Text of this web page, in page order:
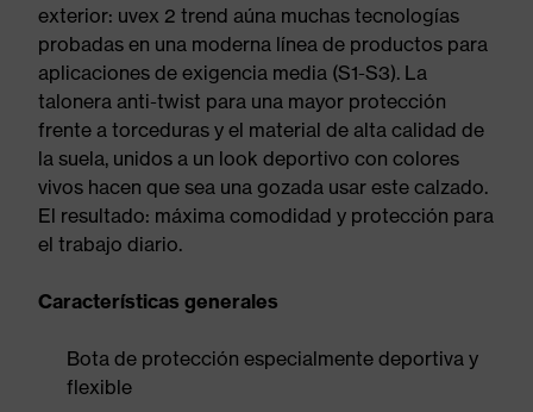
exterior: uvex 2 trend aúna muchas tecnologías
probadas en una moderna línea de productos para
aplicaciones de exigencia media (S1-S3). La
talonera anti-twist para una mayor protección
frente a torceduras y el material de alta calidad de
la suela, unidos a un look deportivo con colores
vivos hacen que sea una gozada usar este calzado.
El resultado: máxima comodidad y protección para
el trabajo diario.
Características generales
Bota de protección especialmente deportiva y
flexible